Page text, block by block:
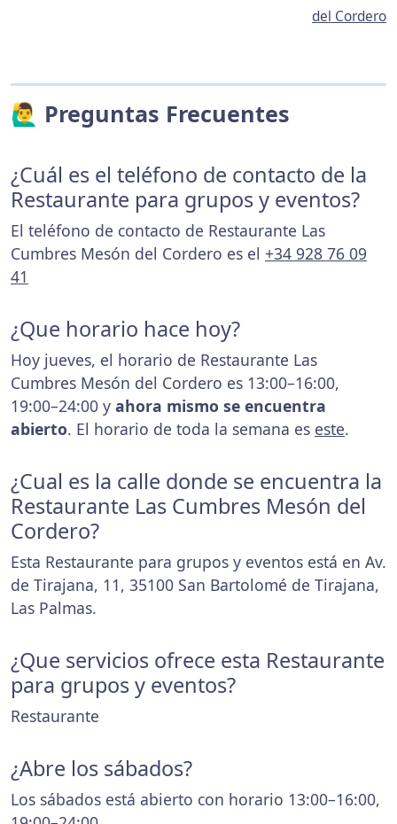
del Cordero
🙋‍♂️ Preguntas Frecuentes
¿Cuál es el teléfono de contacto de la
Restaurante para grupos y eventos?
El teléfono de contacto de Restaurante Las
Cumbres Mesón del Cordero es el +34 928 76 09
41
¿Que horario hace hoy?
Hoy jueves, el horario de Restaurante Las
Cumbres Mesón del Cordero es 13:00–16:00,
19:00–24:00 y ahora mismo se encuentra
abierto. El horario de toda la semana es este.
¿Cual es la calle donde se encuentra la
Restaurante Las Cumbres Mesón del
Cordero?
Esta Restaurante para grupos y eventos está en Av.
de Tirajana, 11, 35100 San Bartolomé de Tirajana,
Las Palmas.
¿Que servicios ofrece esta Restaurante
para grupos y eventos?
Restaurante
¿Abre los sábados?
Los sábados está abierto con horario 13:00–16:00,